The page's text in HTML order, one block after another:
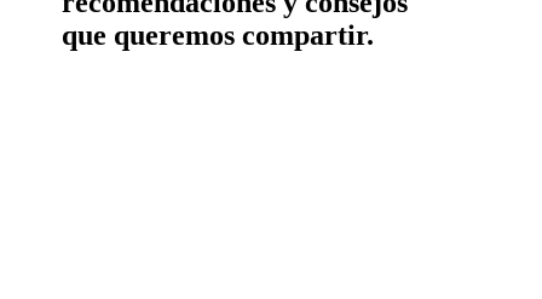
que queremos compartir.